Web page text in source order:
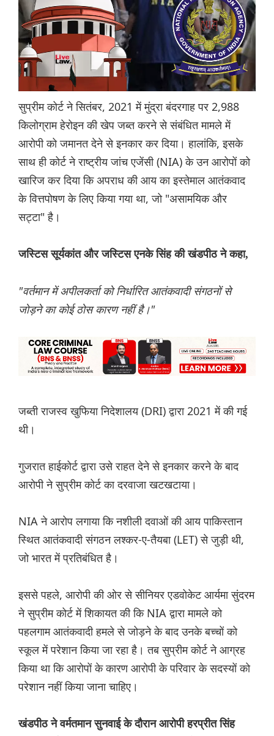
सुप्रीम कोर्ट ने सितंबर, 2021 में मुंद्रा बंदरगाह पर 2,988
किलोग्राम हेरोइन की खेप जब्त करने से संबंधित मामले में
आरोपी को जमानत देने से इनकार कर दिया। हालांकि, इसके
साथ ही कोर्ट ने राष्ट्रीय जांच एजेंसी (NIA) के उन आरोपों को
खारिज कर दिया कि अपराध की आय का इस्तेमाल आतंकवाद
के वित्तपोषण के लिए किया गया था, जो "असामयिक और
सट्टा" है।
जस्टिस सूर्यकांत और जस्टिस एनके सिंह की खंडपीठ ने कहा,
"वर्तमान में अपीलकर्ता को निर्धारित आतंकवादी संगठनों से
जोड़ने का कोई ठोस कारण नहीं है।"
जब्ती राजस्व खुफिया निदेशालय (DRI) द्वारा 2021 में की गई
थी।
गुजरात हाईकोर्ट द्वारा उसे राहत देने से इनकार करने के बाद
आरोपी ने सुप्रीम कोर्ट का दरवाजा खटखटाया।
NIA ने आरोप लगाया कि नशीली दवाओं की आय पाकिस्तान
स्थित आतंकवादी संगठन लश्कर-ए-तैयबा (LET) से जुड़ी थी,
जो भारत में प्रतिबंधित है।
इससे पहले, आरोपी की ओर से सीनियर एडवोकेट आर्यमा सुंदरम
ने सुप्रीम कोर्ट में शिकायत की कि NIA द्वारा मामले को
पहलगाम आतंकवादी हमले से जोड़ने के बाद उनके बच्चों को
स्कूल में परेशान किया जा रहा है। तब सुप्रीम कोर्ट ने आग्रह
किया था कि आरोपों के कारण आरोपी के परिवार के सदस्यों को
परेशान नहीं किया जाना चाहिए।
खंडपीठ ने वर्मतमान सुनवाई के दौरान आरोपी हरप्रीत सिंह